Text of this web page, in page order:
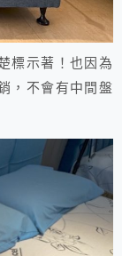
標示著！也因為
，不會有中間盤